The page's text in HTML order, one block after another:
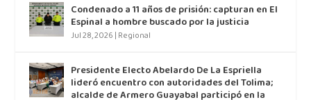
Condenado a 11 años de prisión: capturan en El
Espinal a hombre buscado por la justicia
Jul 28, 2026 | Regional
Presidente Electo Abelardo De La Espriella
lideró encuentro con autoridades del Tolima;
alcalde de Armero Guayabal participó en la